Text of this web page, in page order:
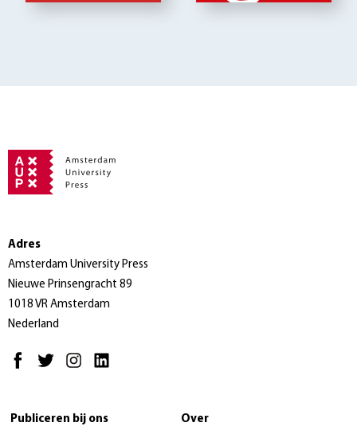
Adres
Amsterdam University Press
Nieuwe Prinsengracht 89
1018 VR Amsterdam
Nederland
Publiceren bij ons Over